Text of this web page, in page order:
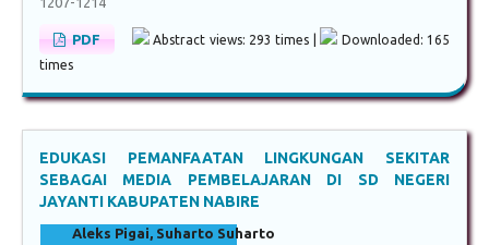
PDF Abstract views: 293 times |
Downloaded: 165
times
EDUKASI PEMANFAATAN LINGKUNGAN SEKITAR
SEBAGAI MEDIA PEMBELAJARAN DI SD NEGERI
JAYANTI KABUPATEN NABIRE
Aleks Pigai, Suharto Suharto